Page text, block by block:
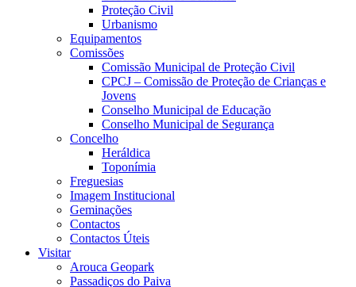
Proteção Civil
Urbanismo
Equipamentos
Comissões
Comissão Municipal de Proteção Civil
CPCJ – Comissão de Proteção de Crianças e
Jovens
Conselho Municipal de Educação
Conselho Municipal de Segurança
Concelho
Heráldica
Toponímia
Freguesias
Imagem Institucional
Geminações
Contactos
Contactos Úteis
Visitar
Arouca Geopark
Passadiços do Paiva